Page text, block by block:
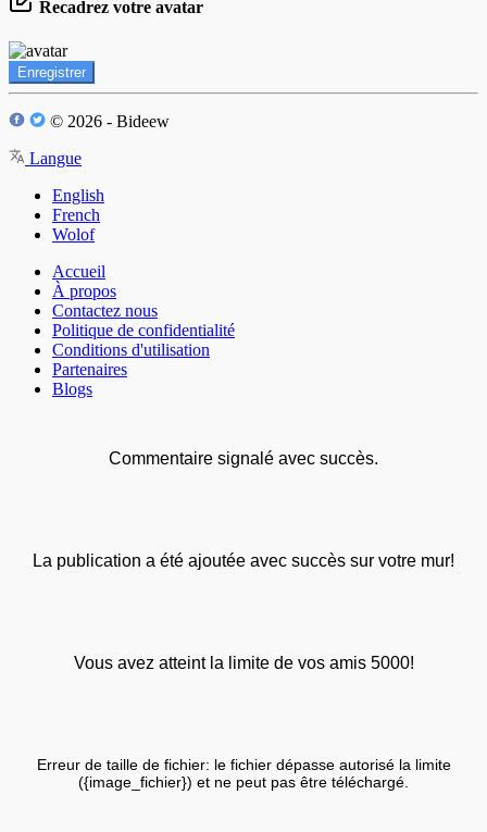
Recadrez votre avatar
Enregistrer
© 2026 - Bideew
Langue
English
French
Wolof
Accueil
À propos
Contactez nous
Politique de confidentialité
Conditions d'utilisation
Partenaires
Blogs
Commentaire signalé avec succès.
La publication a été ajoutée avec succès sur votre mur!
Vous avez atteint la limite de vos amis 5000!
Erreur de taille de fichier: le fichier dépasse autorisé la limite
({image_fichier}) et ne peut pas être téléchargé.